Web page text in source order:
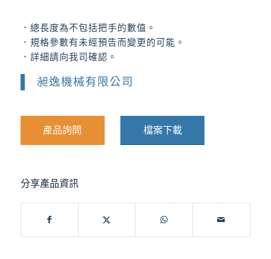
．總長度為不包括把手的數值。
．規格參數有未經預告而變更的可能。
．詳細請向我司確認。
昶逸機械有限公司
產品詢問 檔案下載
分享產品資訊